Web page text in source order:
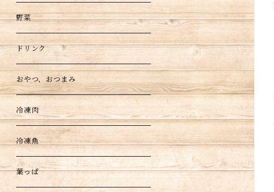
野菜
ドリンク
おやつ、おつまみ
冷凍肉
冷凍魚
葉っぱ